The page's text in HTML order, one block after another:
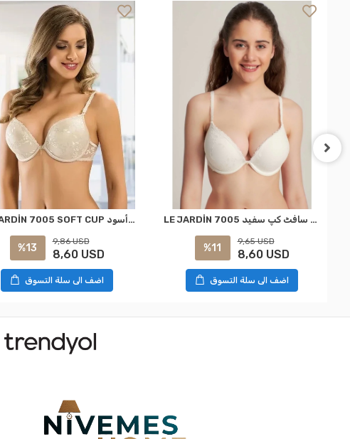
LE JARDİN 7005 SOFT CUP سوتين أسود
%13
9,86 USD
8,60 USD
اضف الى سلة التسوق
LE JARDİN 7005 براٹ سافٹ کپ سفید
%11
9,65 USD
8,60 USD
اضف الى سلة التسوق